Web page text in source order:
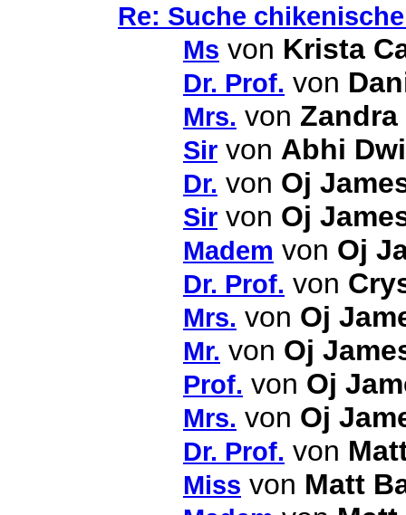
Re: Suche
Ms von Krista
Dr. Prof. von
Mrs. von
Sir von Abhi
Dr. von Oj
Sir von Oj
Madem von Oj
Dr. Prof. von
Mrs. von Oj
Mr. von Oj
Prof. von Oj
Mrs. von Oj
Dr. Prof. von
Miss von Matt